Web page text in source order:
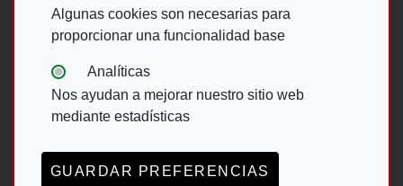
Algunas cookies son necesarias para
proporcionar una funcionalidad base
Analíticas
Nos ayudan a mejorar nuestro sitio web
mediante estadísticas
GUARDAR PREFERENCIAS
Menú del pie
ACCESIBILIDAD
AVISO LEGAL
POLÍTICA DE PRIVACIDAD